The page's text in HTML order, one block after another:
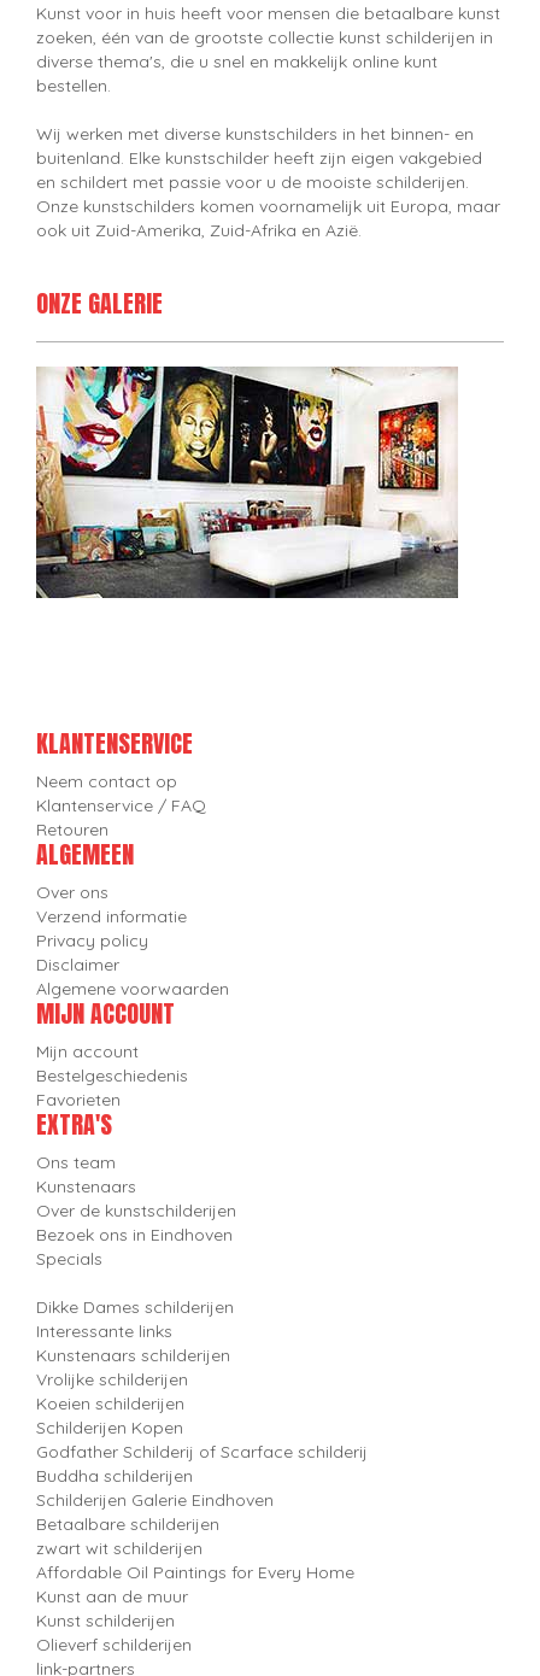
Kunst voor in huis heeft voor mensen die betaalbare kunst
zoeken, één van de grootste collectie kunst schilderijen in
diverse thema's, die u snel en makkelijk online kunt
bestellen.
Wij werken met diverse kunstschilders in het binnen- en
buitenland. Elke kunstschilder heeft zijn eigen vakgebied
en schildert met passie voor u de mooiste schilderijen.
Onze kunstschilders komen voornamelijk uit Europa, maar
ook uit Zuid-Amerika, Zuid-Afrika en Azië.
ONZE GALERIE
KLANTENSERVICE
Neem contact op
Klantenservice / FAQ
Retouren
ALGEMEEN
Over ons
Verzend informatie
Privacy policy
Disclaimer
Algemene voorwaarden
MIJN ACCOUNT
Mijn account
Bestelgeschiedenis
Favorieten
EXTRA'S
Ons team
Kunstenaars
Over de kunstschilderijen
Bezoek ons in Eindhoven
Specials
Dikke Dames schilderijen
Interessante links
Kunstenaars schilderijen
Vrolijke schilderijen
Koeien schilderijen
Schilderijen Kopen
Godfather Schilderij of Scarface schilderij
Buddha schilderijen
Schilderijen Galerie Eindhoven
Betaalbare schilderijen
zwart wit schilderijen
Affordable Oil Paintings for Every Home
Kunst aan de muur
Kunst schilderijen
Olieverf schilderijen
link-partners